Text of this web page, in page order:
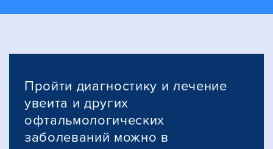
Пройти диагностику и лечение
увеита и других
офтальмологических
заболеваний можно в